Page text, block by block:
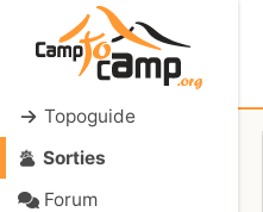
Topoguide
Sorties
Forum